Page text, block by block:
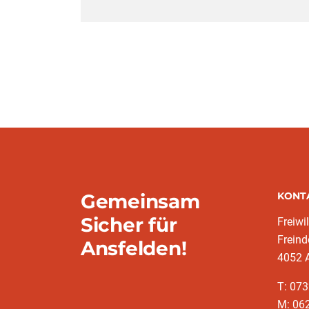
Gemeinsam
Sicher für
Ansfelden!
4052
T:
M: